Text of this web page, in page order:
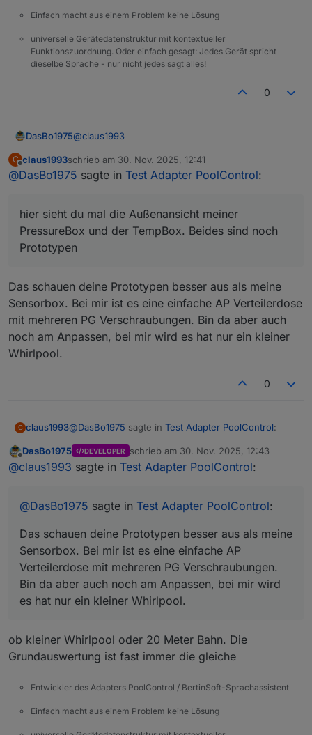
Einfach macht aus einem Problem keine Lösung
universelle Gerätedatenstruktur mit kontextueller
Funktionszuordnung. Oder einfach gesagt: Jedes Gerät spricht
dieselbe Sprache - nur nicht jedes sagt alles!
0
DasBo1975@claus1993
hier sieht du mal die Außenansicht meiner
PressureBox und der TempBox. Beides sind noch
C
Offline
claus1993schrieb am 30. Nov. 2025, 12:41
zuletzt editiert von
@DasBo1975 sagte in Test Adapter PoolControl:
hier sieht du mal die Außenansicht meiner
PressureBox und der TempBox. Beides sind noch
Prototypen
Das schauen deine Prototypen besser aus als meine
Sensorbox. Bei mir ist es eine einfache AP Verteilerdose
mit mehreren PG Verschraubungen. Bin da aber auch
noch am Anpassen, bei mir wird es hat nur ein kleiner
Whirlpool.
0
C claus1993@DasBo1975 sagte in Test Adapter PoolControl:
hier sieht du mal die Außenansicht meiner
Sensorbox. Bei mir ist es eine einfache AP
Verteilerdose mit mehreren PG Verschraubungen.
Bin da aber auch noch am Anpassen, bei mir wird es
hat nur ein kleiner Whirlpool.
Offline
DasBo1975 DEVELOPER schrieb am 30. Nov. 2025, 12:43
zuletzt editiert von
@claus1993 sagte in Test Adapter PoolControl:
@DasBo1975 sagte in Test Adapter PoolControl:
Das schauen deine Prototypen besser aus als meine
Sensorbox. Bei mir ist es eine einfache AP
Verteilerdose mit mehreren PG Verschraubungen.
Bin da aber auch noch am Anpassen, bei mir wird
es hat nur ein kleiner Whirlpool.
ob kleiner Whirlpool oder 20 Meter Bahn. Die
Grundauswertung ist fast immer die gleiche
Entwickler des Adapters PoolControl / BertinSoft-Sprachassistent
Einfach macht aus einem Problem keine Lösung